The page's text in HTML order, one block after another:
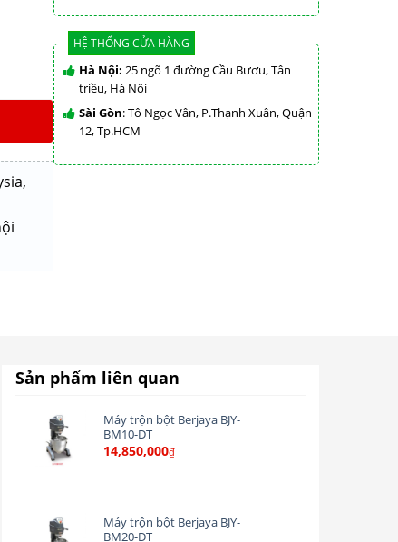
HỆ THỐNG CỬA HÀNG
Hà Nội:25 ngõ 1 đường Cầu Bươu, Tân
triều, Hà Nội
Sài Gòn: Tô Ngọc Vân, P.Thạnh Xuân, Quận
12, Tp.HCM
Sản phẩm liên quan
Máy trộn bột Berjaya BJY-
BM10-DT
14,850,000₫
Máy trộn bột Berjaya BJY-
BM20-DT